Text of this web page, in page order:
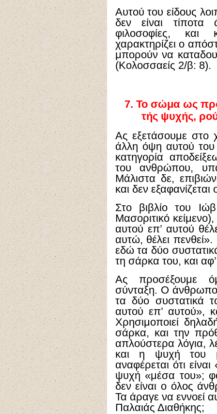
Αυτού του είδους
δεν είναι τίποτα
φιλοσοφίες,
χαρακτηρίζει ο
μπορούν να
(Κολοσσαείς 2/β: 8).
7. Το σώμα ως
τής ψυχής,
Ας εξετάσουμε στο
άλλη όψη αυτού του
κατηγορία
του ανθρώπου,
Μάλιστα δε,
και δεν
Στο βιβλίο του
Μασοριτικό
αυτού επ’ αυτού
αυτώ, θέλει
εδώ τα δύο
τη σάρκα του, και
Ας προσέξουμε
σύνταξη. Ο
τα δύο συστατικά
αυτού επ’ αυτού»,
Χρησιμοποιεί
σάρκα, και την
απλούστερα λόγια,
και η ψυχή του
αναφέρεται ότι
ψυχή «μέσα του»;
δεν είναι ο όλος
Τα άραγε να εννοεί
Παλαιάς Διαθήκης;